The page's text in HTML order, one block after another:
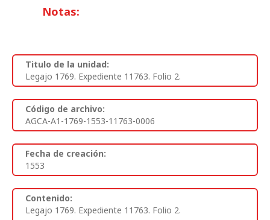
Notas:
Titulo de la unidad:
Legajo 1769. Expediente 11763. Folio 2.
Código de archivo:
AGCA-A1-1769-1553-11763-0006
Fecha de creación:
1553
Contenido:
Legajo 1769. Expediente 11763. Folio 2.